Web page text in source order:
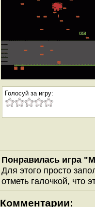
Голосуй за игру:
Понравилась игра
Для этого просто
отметь галочкой, что
Комментарии: